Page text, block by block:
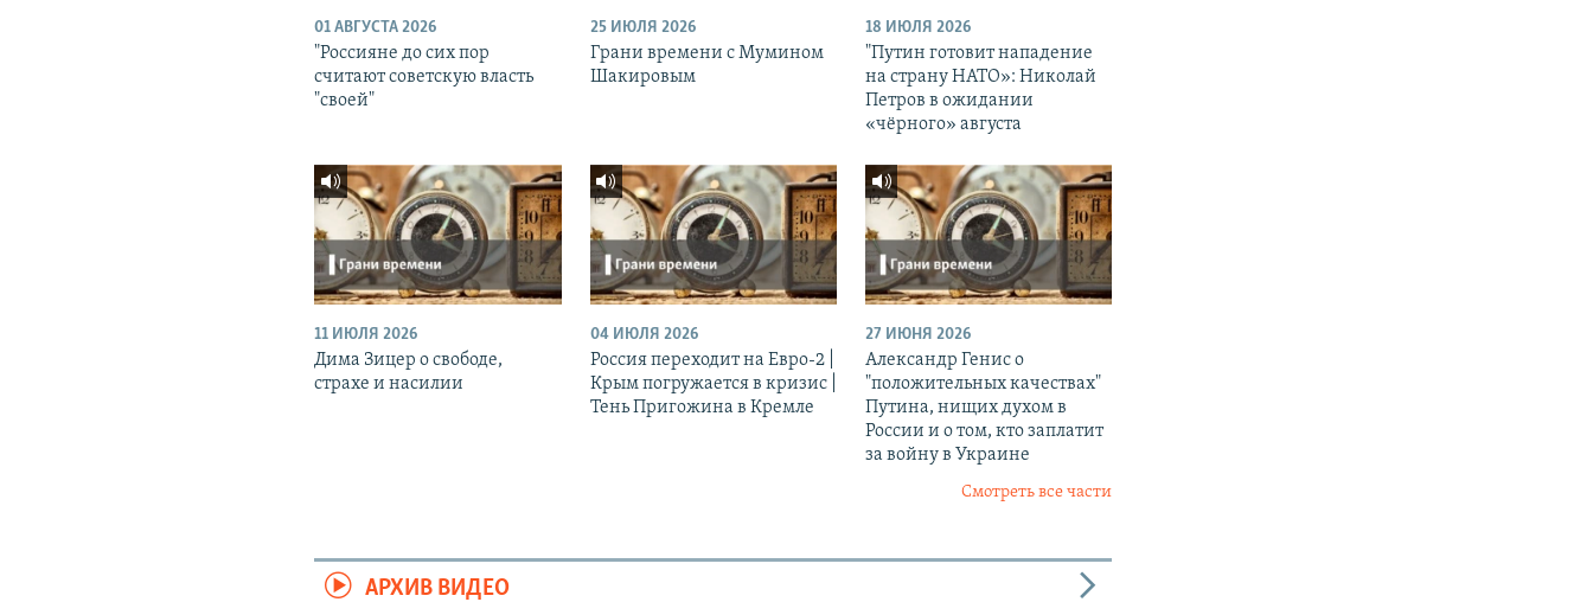
01 АВГУСТА 2026
"Россияне до сих пор
считают советскую власть
"своей"
25 ИЮЛЯ 2026
Грани времени с Мумином
Шакировым
18 ИЮЛЯ 2026
"Путин готовит нападение
на страну НАТО»: Николай
Петров в ожидании
«чёрного» августа
11 ИЮЛЯ 2026
Дима Зицер о свободе,
страхе и насилии
04 ИЮЛЯ 2026
Россия переходит на Евро-2 |
Крым погружается в кризис |
Тень Пригожина в Кремле
27 ИЮНЯ 2026
Александр Генис о
"положительных качествах"
Путина, нищих духом в
России и о том, кто заплатит
за войну в Украине
Смотреть все части
АРХИВ ВИДЕО